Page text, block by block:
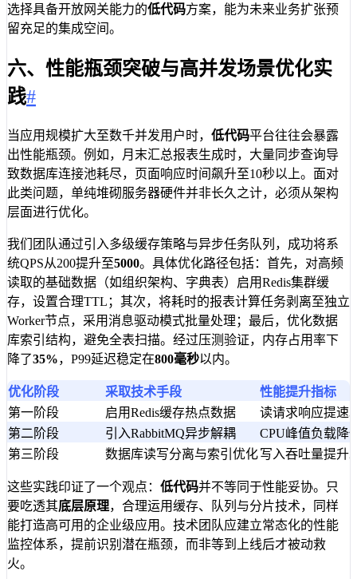
选择具备开放网关能力的低代码方案，能为未来业务扩张预
留充足的集成空间。
六、性能瓶颈突破与高并发场景优化实
践#
当应用规模扩大至数千并发用户时， 低代码平台往往会暴露
出性能瓶颈。例如，月末汇总报表生成时，大量同步查询导
致数据库连接池耗尽，页面响应时间飙升至10秒以上。面对
此类问题，单纯堆砌服务器硬件并非长久之计，必须从架构
层面进行优化。
我们团队通过引入多级缓存策略与异步任务队列，成功将系
统QPS从200提升至5000。具体优化路径包括：首先，对高频
读取的基础数据（如组织架构、字典表）启用Redis集群缓
存，设置合理TTL；其次，将耗时的报表计算任务剥离至独立
Worker节点，采用消息驱动模式批量处理；最后，优化数据
库索引结构，避免全表扫描。经过压测验证，内存占用率下
降了35%，P99延迟稳定在800毫秒以内。
优化阶段 采取技术手段
性能提升指标
第一阶段
启用Redis缓存热点数据
读请求响应提速
第二阶段
引入RabbitMQ异步解耦
CPU峰值负载降
第三阶段
数据库读写分离与索引优化写入吞吐量提升
这些实践印证了一个观点： 低代码并不等同于性能妥协。只
要吃透其底层原理，合理运用缓存、队列与分片技术，同样
能打造高可用的企业级应用。技术团队应建立常态化的性能
监控体系，提前识别潜在瓶颈，而非等到上线后才被动救
火。